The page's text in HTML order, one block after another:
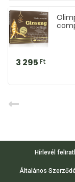
3 295 Ft
Hírlevél
Általános